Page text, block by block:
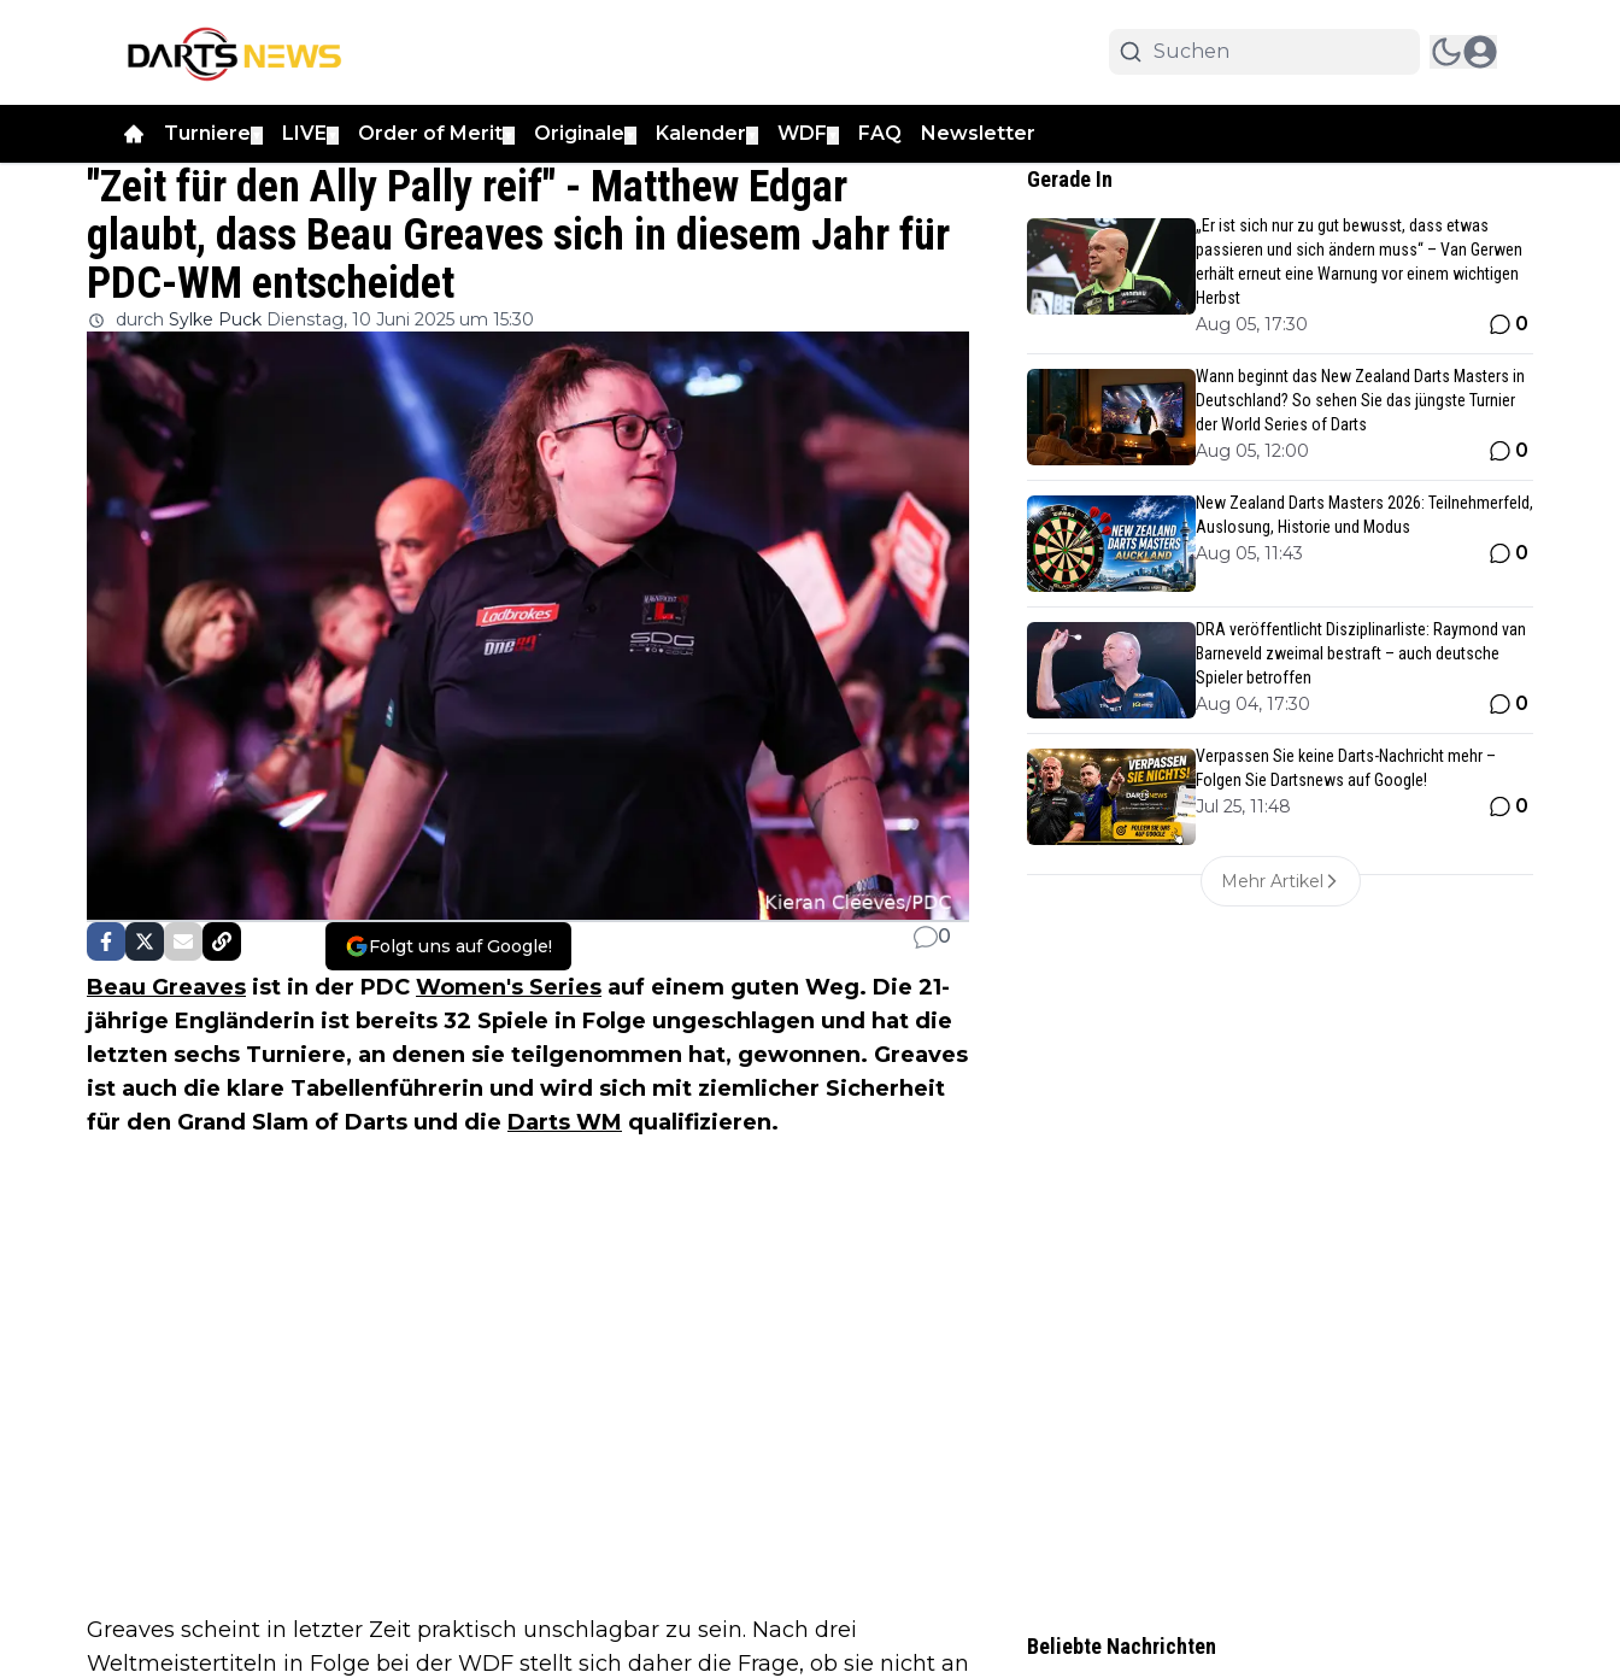
Turniere LIVE Order of Merit Originale Kalender WDF FAQ Newsletter
"Zeit für den Ally Pally reif" - Matthew Edgar
glaubt, dass Beau Greaves sich in diesem Jahr für
PDC-WM entscheidet
durch Sylke Puck Dienstag, 10 Juni 2025 um 15:30
Folgt uns auf Google! 0
Beau Greaves ist in der PDC Women's Series auf einem guten Weg. Die 21-
jährige Engländerin ist bereits 32 Spiele in Folge ungeschlagen und hat die
letzten sechs Turniere, an denen sie teilgenommen hat, gewonnen. Greaves
ist auch die klare Tabellenführerin und wird sich mit ziemlicher Sicherheit
für den Grand Slam of Darts und die Darts WM qualifizieren.
Greaves scheint in letzter Zeit praktisch unschlagbar zu sein. Nach drei
Weltmeistertiteln in Folge bei der WDF stellt sich daher die Frage, ob sie nicht an
Gerade In
„Er ist sich nur zu gut bewusst, dass etwas
passieren und sich ändern muss“ – Van Gerwen
erhält erneut eine Warnung vor einem wichtigen
Herbst
Aug 05, 17:30 0
Wann beginnt das New Zealand Darts Masters in
Deutschland? So sehen Sie das jüngste Turnier
der World Series of Darts
Aug 05, 12:00 0
New Zealand Darts Masters 2026: Teilnehmerfeld,
Auslosung, Historie und Modus
Aug 05, 11:43 0
DRA veröffentlicht Disziplinarliste: Raymond van
Barneveld zweimal bestraft – auch deutsche
Spieler betroffen
Aug 04, 17:30 0
Verpassen Sie keine Darts-Nachricht mehr –
Folgen Sie Dartsnews auf Google!
Jul 25, 11:48 0
Mehr Artikel
Beliebte Nachrichten